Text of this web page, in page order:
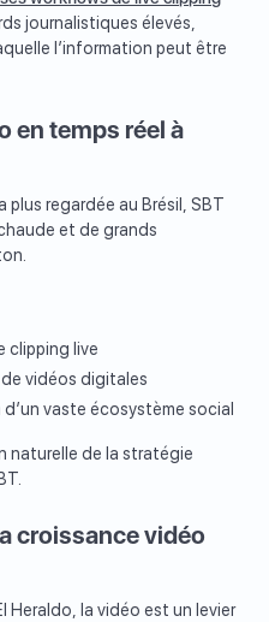
journalistiques élevés,
l’information peut être
en temps réel à
plus regardée au Brésil, SBT
et de grands
clipping live
vidéos digitales
vaste écosystème social
naturelle de la stratégie
croissance vidéo
Heraldo, la vidéo est un levier